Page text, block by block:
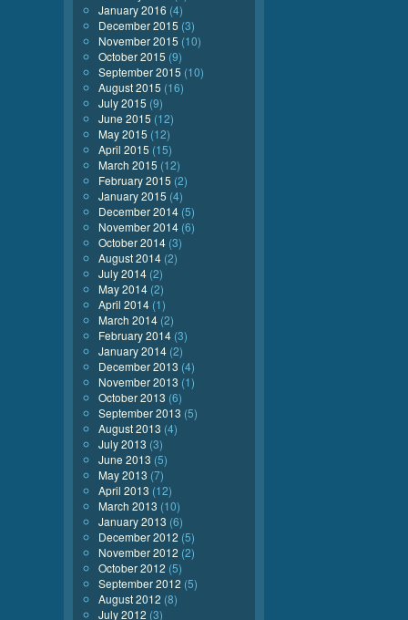
January 2016 (4)
December 2015 (3)
November 2015 (10)
October 2015 (9)
September 2015 (10)
August 2015 (16)
July 2015 (9)
June 2015 (12)
May 2015 (12)
April 2015 (15)
March 2015 (12)
February 2015 (2)
January 2015 (4)
December 2014 (5)
November 2014 (6)
October 2014 (3)
August 2014 (2)
July 2014 (2)
May 2014 (2)
April 2014 (1)
March 2014 (2)
February 2014 (3)
January 2014 (2)
December 2013 (4)
November 2013 (1)
October 2013 (6)
September 2013 (5)
August 2013 (4)
July 2013 (3)
June 2013 (5)
May 2013 (7)
April 2013 (12)
March 2013 (10)
January 2013 (6)
December 2012 (5)
November 2012 (2)
October 2012 (5)
September 2012 (5)
August 2012 (8)
July 2012 (3)